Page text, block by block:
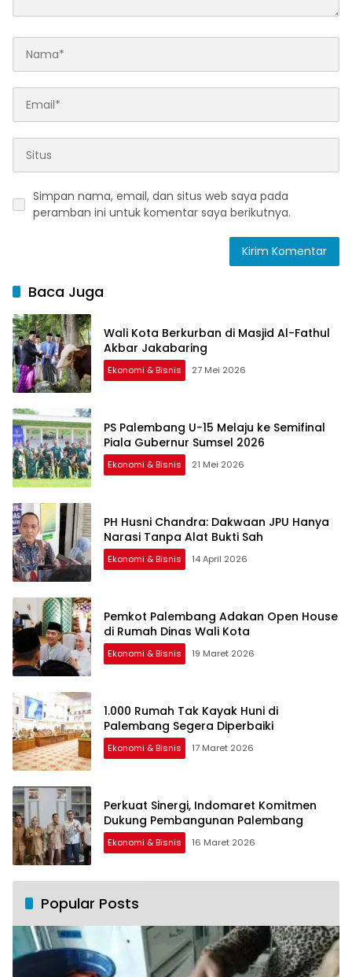
Simpan nama, email, dan situs web saya pada
peramban ini untuk komentar saya berikutnya.
Baca Juga
Wali Kota Berkurban di Masjid Al-Fathul
Akbar Jakabaring
Ekonomi & Bisnis 27 Mei 2026
PS Palembang U-15 Melaju ke Semifinal
Piala Gubernur Sumsel 2026
Ekonomi & Bisnis 21 Mei 2026
PH Husni Chandra: Dakwaan JPU Hanya
Narasi Tanpa Alat Bukti Sah
Ekonomi & Bisnis 14 April 2026
Pemkot Palembang Adakan Open House
di Rumah Dinas Wali Kota
Ekonomi & Bisnis 19 Maret 2026
1.000 Rumah Tak Kayak Huni di
Palembang Segera Diperbaiki
Ekonomi & Bisnis 17 Maret 2026
Perkuat Sinergi, Indomaret Komitmen
Dukung Pembangunan Palembang
Ekonomi & Bisnis 16 Maret 2026
Popular Posts